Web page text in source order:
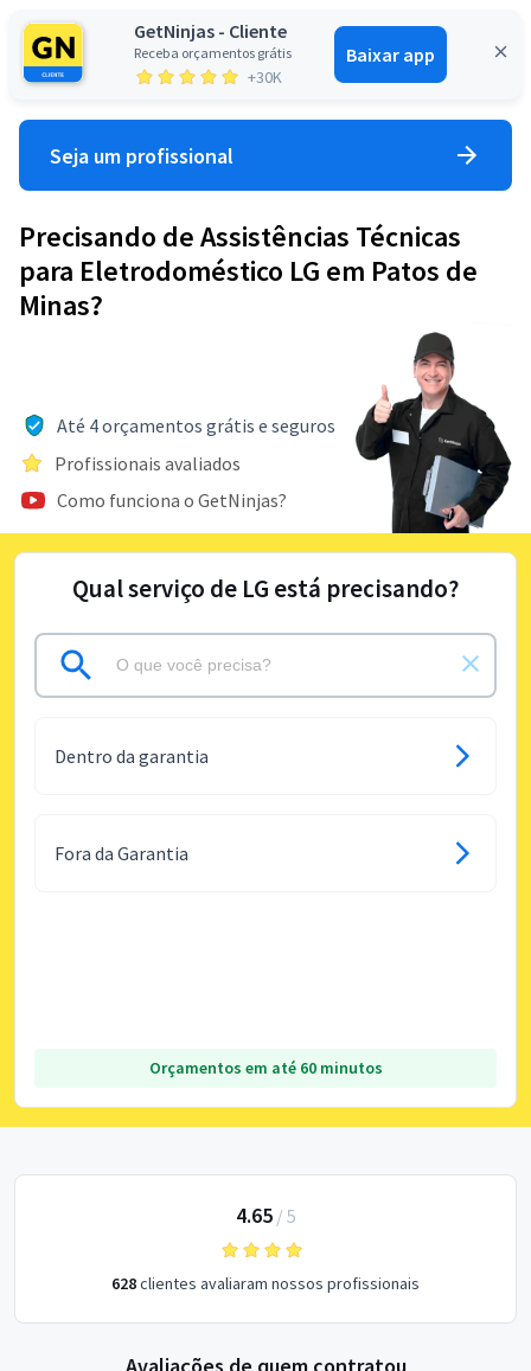
GetNinjas - Cliente
Receba orçamentos grátis
+30K
Baixar app
Entrar
Seja um profissional
Precisando de Assistências Técnicas
para Eletrodoméstico LG em Patos de
Minas?
Até 4 orçamentos grátis e seguros
Profissionais avaliados
Como funciona o GetNinjas?
Qual serviço de LG está precisando?
Dentro da garantia
Fora da Garantia
Orçamentos em até 60 minutos
4.65/ 5
628clientes avaliaram nossos profissionais
Avaliações de quem contratou